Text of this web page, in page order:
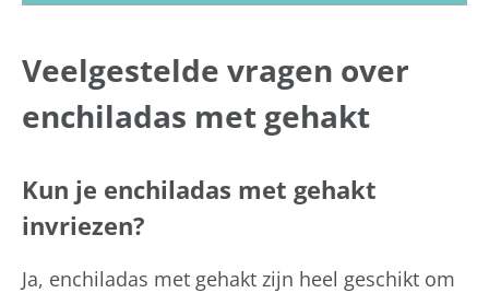
Veelgestelde vragen over
enchiladas met gehakt
Kun je enchiladas met gehakt
invriezen?
Ja, enchiladas met gehakt zijn heel geschikt om